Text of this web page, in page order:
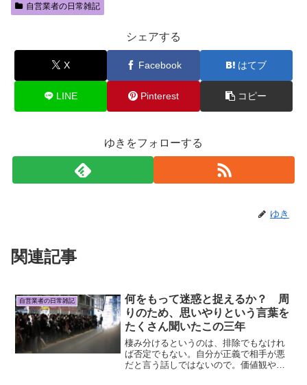
自営業者の日常雑記
シェアする
X Facebook はてブ
LINE Pinterest コピー
ゆきをフォローする
ゆき
関連記事
自営業者の日常雑記
何をもって迷惑と捉えるか？ 周
りのため、思いやりという言葉を
たくさん聞いたこの三年
棲み分けるというのは、排除でもなけれ
ば否定でもない。自分が正義で相手が悪
だと言う話しではないので。価値観や生